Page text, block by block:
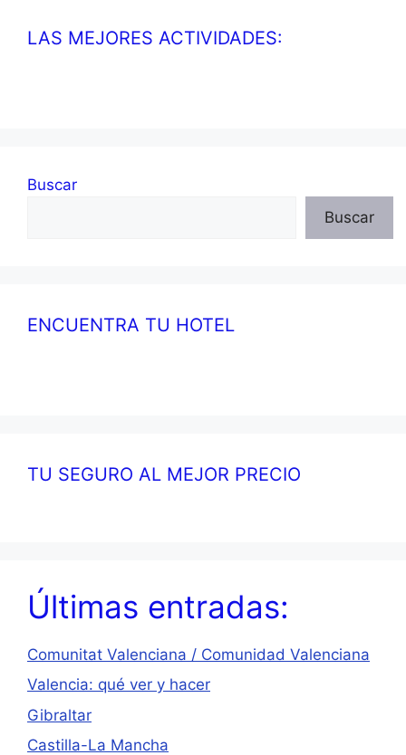
LAS MEJORES ACTIVIDADES:
Buscar
Buscar
ENCUENTRA TU HOTEL
TU SEGURO AL MEJOR PRECIO
Últimas entradas:
Comunitat Valenciana / Comunidad Valenciana
Valencia: qué ver y hacer
Gibraltar
Castilla-La Mancha